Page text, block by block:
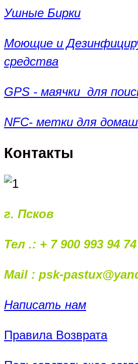
Ушные Бирки
Моющие и
средства
GPS - маячки для
NFC- метки для
Контакты
г. Псков
Тел .: + 7 900 993 94 74
Mail : psk-
Написать нам
Правила Возврата